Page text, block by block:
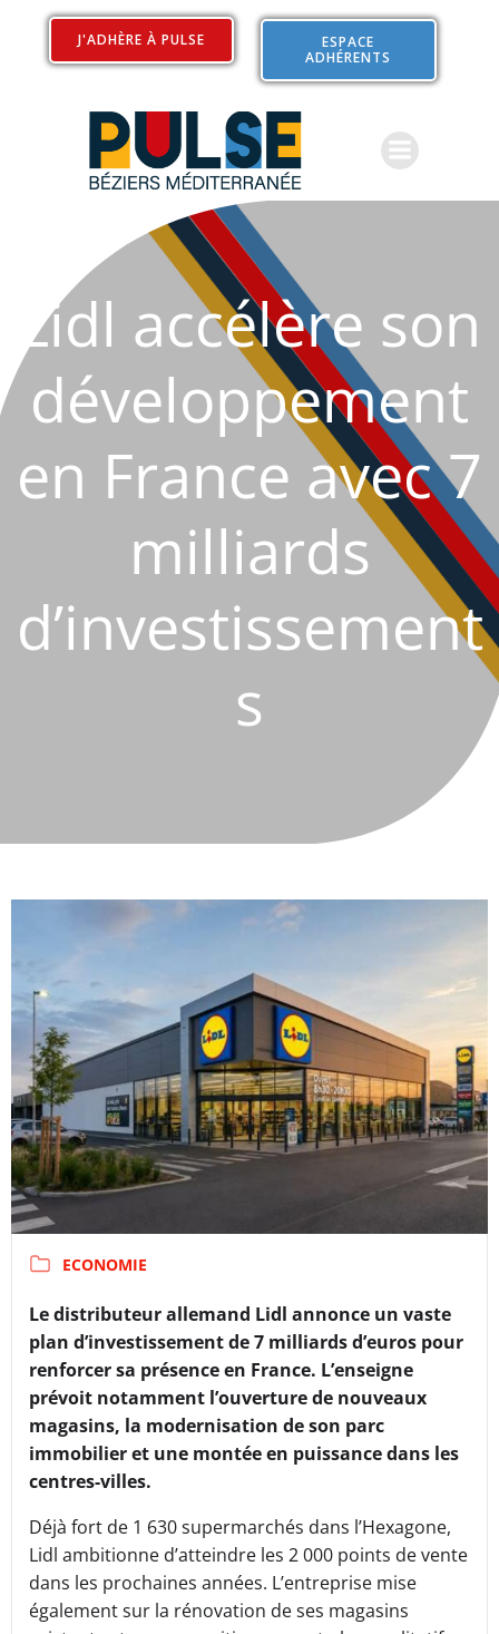
Aller
contenu
J'ADHÈRE À PULSE
ESPACE
ADHÉRENTS
Lidl accélère son
développement
en France avec 7
milliards
d’investissement
s
ECONOMIE
Le distributeur allemand Lidl annonce un vaste
plan d’investissement de 7 milliards d’euros pour
renforcer sa présence en France. L’enseigne
prévoit notamment l’ouverture de nouveaux
magasins, la modernisation de son parc
immobilier et une montée en puissance dans les
centres-villes.
Déjà fort de 1 630 supermarchés dans l’Hexagone,
Lidl ambitionne d’atteindre les 2 000 points de vente
dans les prochaines années. L’entreprise mise
également sur la rénovation de ses magasins